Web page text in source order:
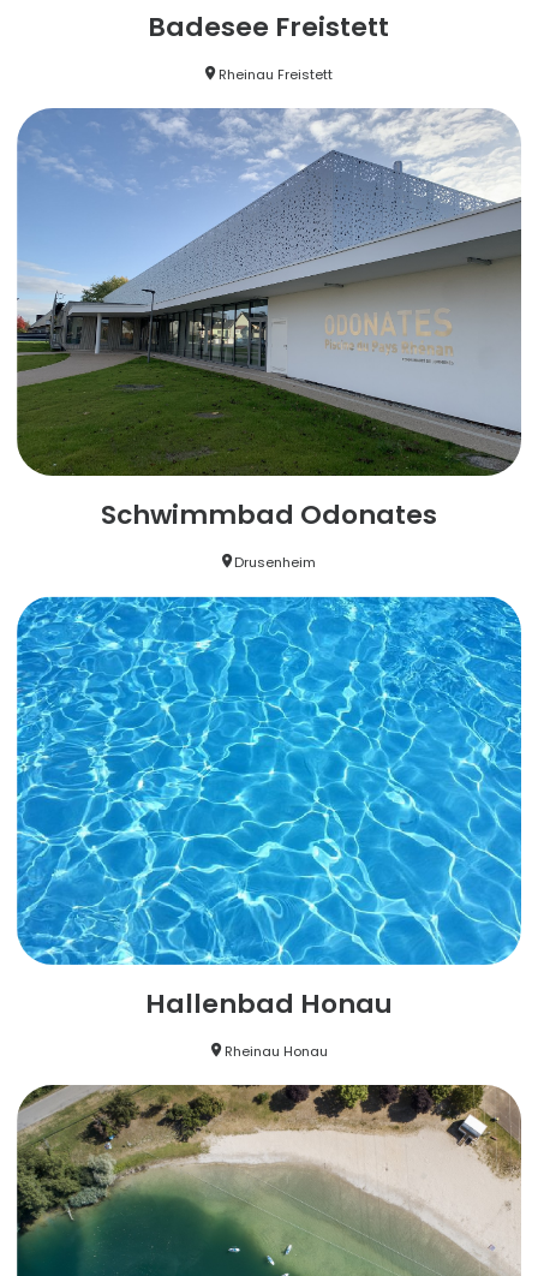
Badesee Freistett
Rheinau Freistett
Schwimmbad Odonates
Drusenheim
Hallenbad Honau
Rheinau Honau